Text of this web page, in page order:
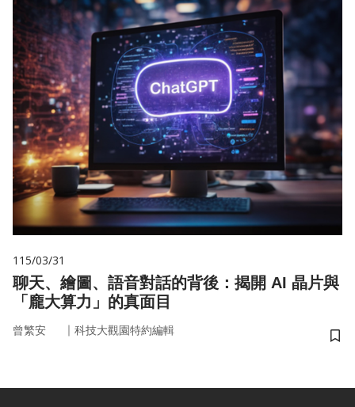
115/03/31
聊天、繪圖、語音對話的背後：揭開 AI 晶片與
「龐大算力」的真面目
曾繁安 ｜ 科技大觀園特約編輯
儲